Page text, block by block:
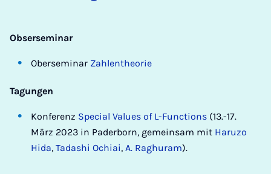
Obserseminar
Oberseminar Zahlentheorie
Tagungen
Konferenz Special Values of L-Functions (13.-17.
März 2023 in Paderborn, gemeinsam mit Haruzo
Hida,Tadashi Ochiai,A. Raghuram).